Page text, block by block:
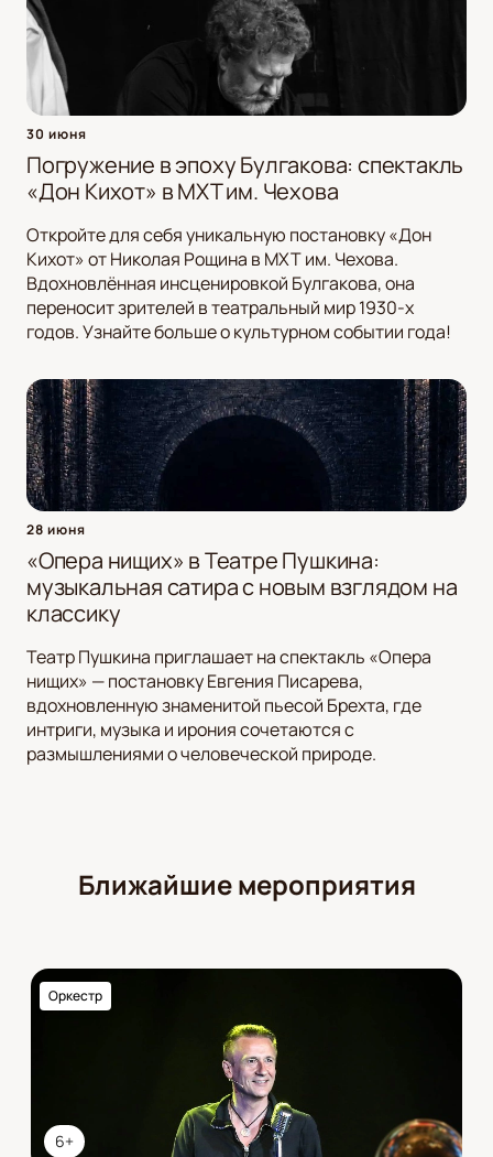
30 июня
Погружение в эпоху Булгакова: спектакль
«Дон Кихот» в МХТ им. Чехова
Откройте для себя уникальную постановку «Дон
Кихот» от Николая Рощина в МХТ им. Чехова.
Вдохновлённая инсценировкой Булгакова, она
переносит зрителей в театральный мир 1930-х
годов. Узнайте больше о культурном событии года!
28 июня
«Опера нищих» в Театре Пушкина:
музыкальная сатира с новым взглядом на
классику
Театр Пушкина приглашает на спектакль «Опера
нищих» — постановку Евгения Писарева,
вдохновленную знаменитой пьесой Брехта, где
интриги, музыка и ирония сочетаются с
размышлениями о человеческой природе.
Ближайшие мероприятия
6+
Оркестр